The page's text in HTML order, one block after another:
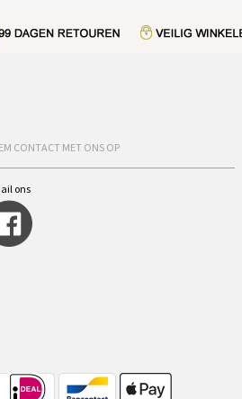
CONTACT MET ONS OP
ons